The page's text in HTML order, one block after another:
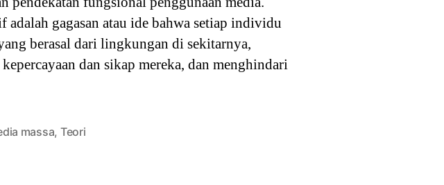
gagasan atau ide bahwa setiap individu
berasal dari lingkungan di sekitarnya,
dan sikap mereka, dan menghindari
massa, Teori